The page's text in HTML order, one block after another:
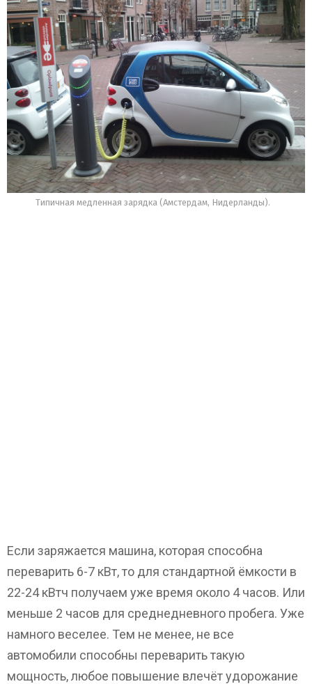
Типичная медленная зарядка (Амстердам, Нидерланды).
Если заряжается машина, которая способна
переварить 6-7 кВт, то для стандартной ёмкости в
22-24 кВтч получаем уже время около 4 часов. Или
меньше 2 часов для среднедневного пробега. Уже
намного веселее. Тем не менее, не все
автомобили способны переварить такую
мощность, любое повышение влечёт удорожание